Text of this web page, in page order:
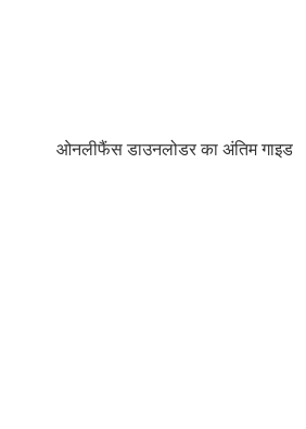
ओनलीफैंस डाउनलोडर का अंतिम गाइड